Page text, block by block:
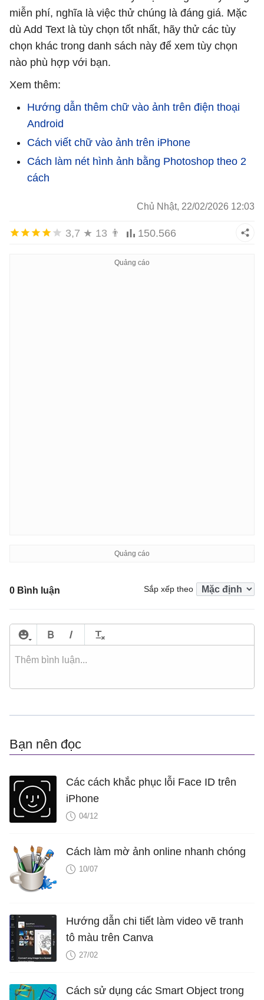
miễn phí, nghĩa là việc thử chúng là đáng giá. Mặc
dù Add Text là tùy chọn tốt nhất, hãy thử các tùy
chọn khác trong danh sách này để xem tùy chọn
nào phù hợp với bạn.
Xem thêm:
Hướng dẫn thêm chữ vào ảnh trên điện thoại
Android
Cách viết chữ vào ảnh trên iPhone
Cách làm nét hình ảnh bằng Photoshop theo 2
cách
Chủ Nhật, 22/02/2026 12:03
3,7 ★ 13 👨 150.566
0 Bình luận Sắp xếp theo
Bạn nên đọc
Các cách khắc phục lỗi Face ID trên
iPhone
04/12
Cách làm mờ ảnh online nhanh chóng
10/07
Hướng dẫn chi tiết làm video vẽ tranh
tô màu trên Canva
27/02
Cách sử dụng các Smart Object trong